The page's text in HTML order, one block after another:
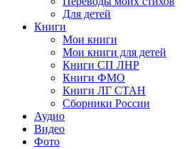
Для детей
Книги
Мои книги
Мои книги для детей
Книги СП ЛНР
Книги ФМО
Книги ЛГ СТАН
Сборники России
Аудио
Видео
Фото